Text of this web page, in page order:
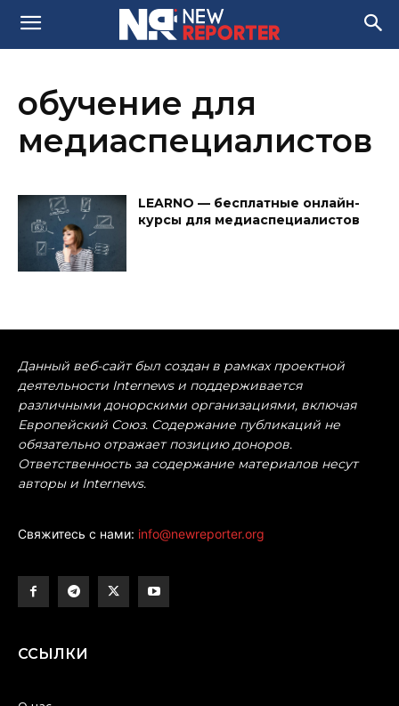
обучение для
медиаспециалистов
LEARNO — бесплатные онлайн-
курсы для медиаспециалистов
Данный веб-сайт был создан в рамках проектной
деятельности Internews и поддерживается
различными донорскими организациями, включая
Европейский Союз. Содержание публикаций не
обязательно отражает позицию доноров.
Ответственность за содержание материалов несут
авторы и Internews.
Свяжитесь с нами: info@newreporter.org
ССЫЛКИ